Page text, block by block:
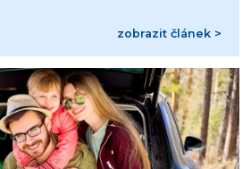
zobrazit článek >